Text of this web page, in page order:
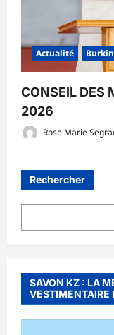
Actualité
CONSEIL DES
2026
Rose Marie
Rechercher
SAVON KZ : LA
VESTIMENTAIRE